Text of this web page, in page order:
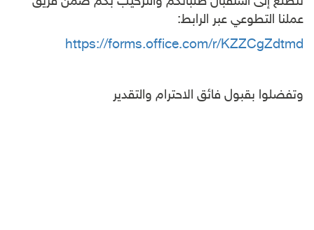
عملنا التطوعي عبر الرابط:
https://forms.office.com/r/KZZCgZdtmd
وتفضلوا بقبول فائق الاحترام والتقدير